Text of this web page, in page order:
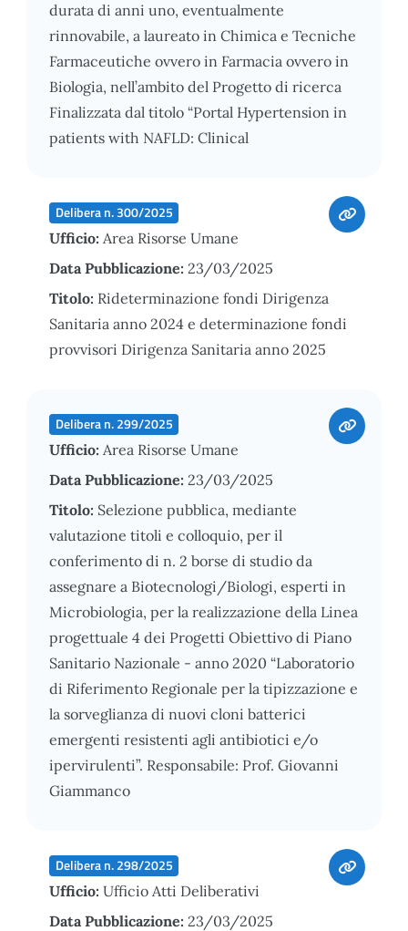
durata di anni uno, eventualmente
rinnovabile, a laureato in Chimica e Tecniche
Farmaceutiche ovvero in Farmacia ovvero in
Biologia, nell’ambito del Progetto di ricerca
Finalizzata dal titolo “Portal Hypertension in
patients with NAFLD: Clinical
Delibera n. 300/2025
Ufficio: Area Risorse Umane
Data Pubblicazione: 23/03/2025
Titolo: Rideterminazione fondi Dirigenza
Sanitaria anno 2024 e determinazione fondi
provvisori Dirigenza Sanitaria anno 2025
Delibera n. 299/2025
Ufficio: Area Risorse Umane
Data Pubblicazione: 23/03/2025
Titolo: Selezione pubblica, mediante
valutazione titoli e colloquio, per il
conferimento di n. 2 borse di studio da
assegnare a Biotecnologi/Biologi, esperti in
Microbiologia, per la realizzazione della Linea
progettuale 4 dei Progetti Obiettivo di Piano
Sanitario Nazionale - anno 2020 “Laboratorio
di Riferimento Regionale per la tipizzazione e
la sorveglianza di nuovi cloni batterici
emergenti resistenti agli antibiotici e/o
ipervirulenti”. Responsabile: Prof. Giovanni
Giammanco
Delibera n. 298/2025
Ufficio: Ufficio Atti Deliberativi
Data Pubblicazione: 23/03/2025